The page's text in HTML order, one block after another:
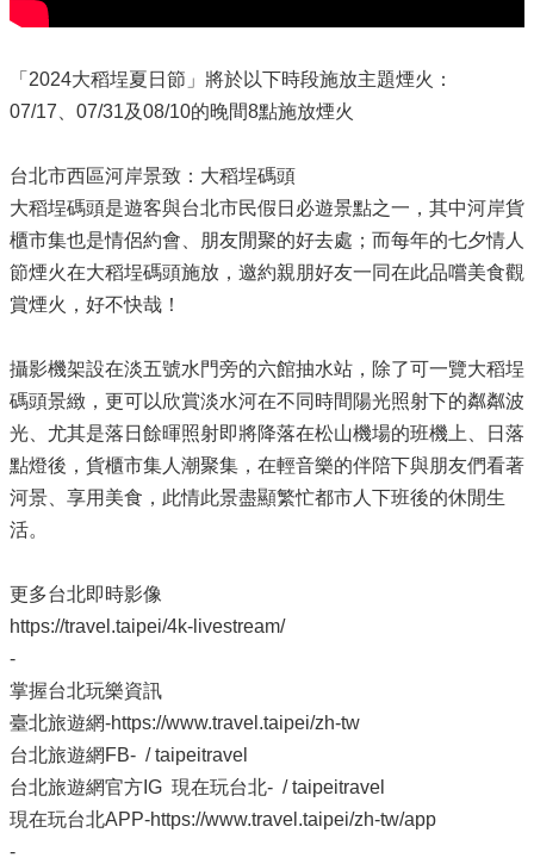
「2024大稻埕夏日節」將於以下時段施放主題煙火：
07/17、07/31及08/10的晚間8點施放煙火
台北市西區河岸景致：大稻埕碼頭
大稻埕碼頭是遊客與台北市民假日必遊景點之一，其中河岸貨
櫃市集也是情侶約會、朋友閒聚的好去處；而每年的七夕情人
節煙火在大稻埕碼頭施放，邀約親朋好友一同在此品嚐美食觀
賞煙火，好不快哉！
攝影機架設在淡五號水門旁的六館抽水站，除了可一覽大稻埕
碼頭景緻，更可以欣賞淡水河在不同時間陽光照射下的粼粼波
光、尤其是落日餘暉照射即將降落在松山機場的班機上、日落
點燈後，貨櫃市集人潮聚集，在輕音樂的伴陪下與朋友們看著
河景、享用美食，此情此景盡顯繁忙都市人下班後的休閒生
活。
更多台北即時影像
https://travel.taipei/4k-livestream/
-
掌握台北玩樂資訊
臺北旅遊網-https://www.travel.taipei/zh-tw
台北旅遊網FB- / taipeitravel
台北旅遊網官方IG 現在玩台北- / taipeitravel
現在玩台北APP-https://www.travel.taipei/zh-tw/app
-